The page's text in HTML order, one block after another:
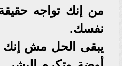
من إنك تواجه
نفسك.
يبقى الحل مش